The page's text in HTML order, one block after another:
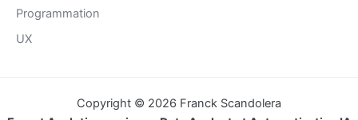
Programmation
UX
Copyright © 2026 Franck Scandolera